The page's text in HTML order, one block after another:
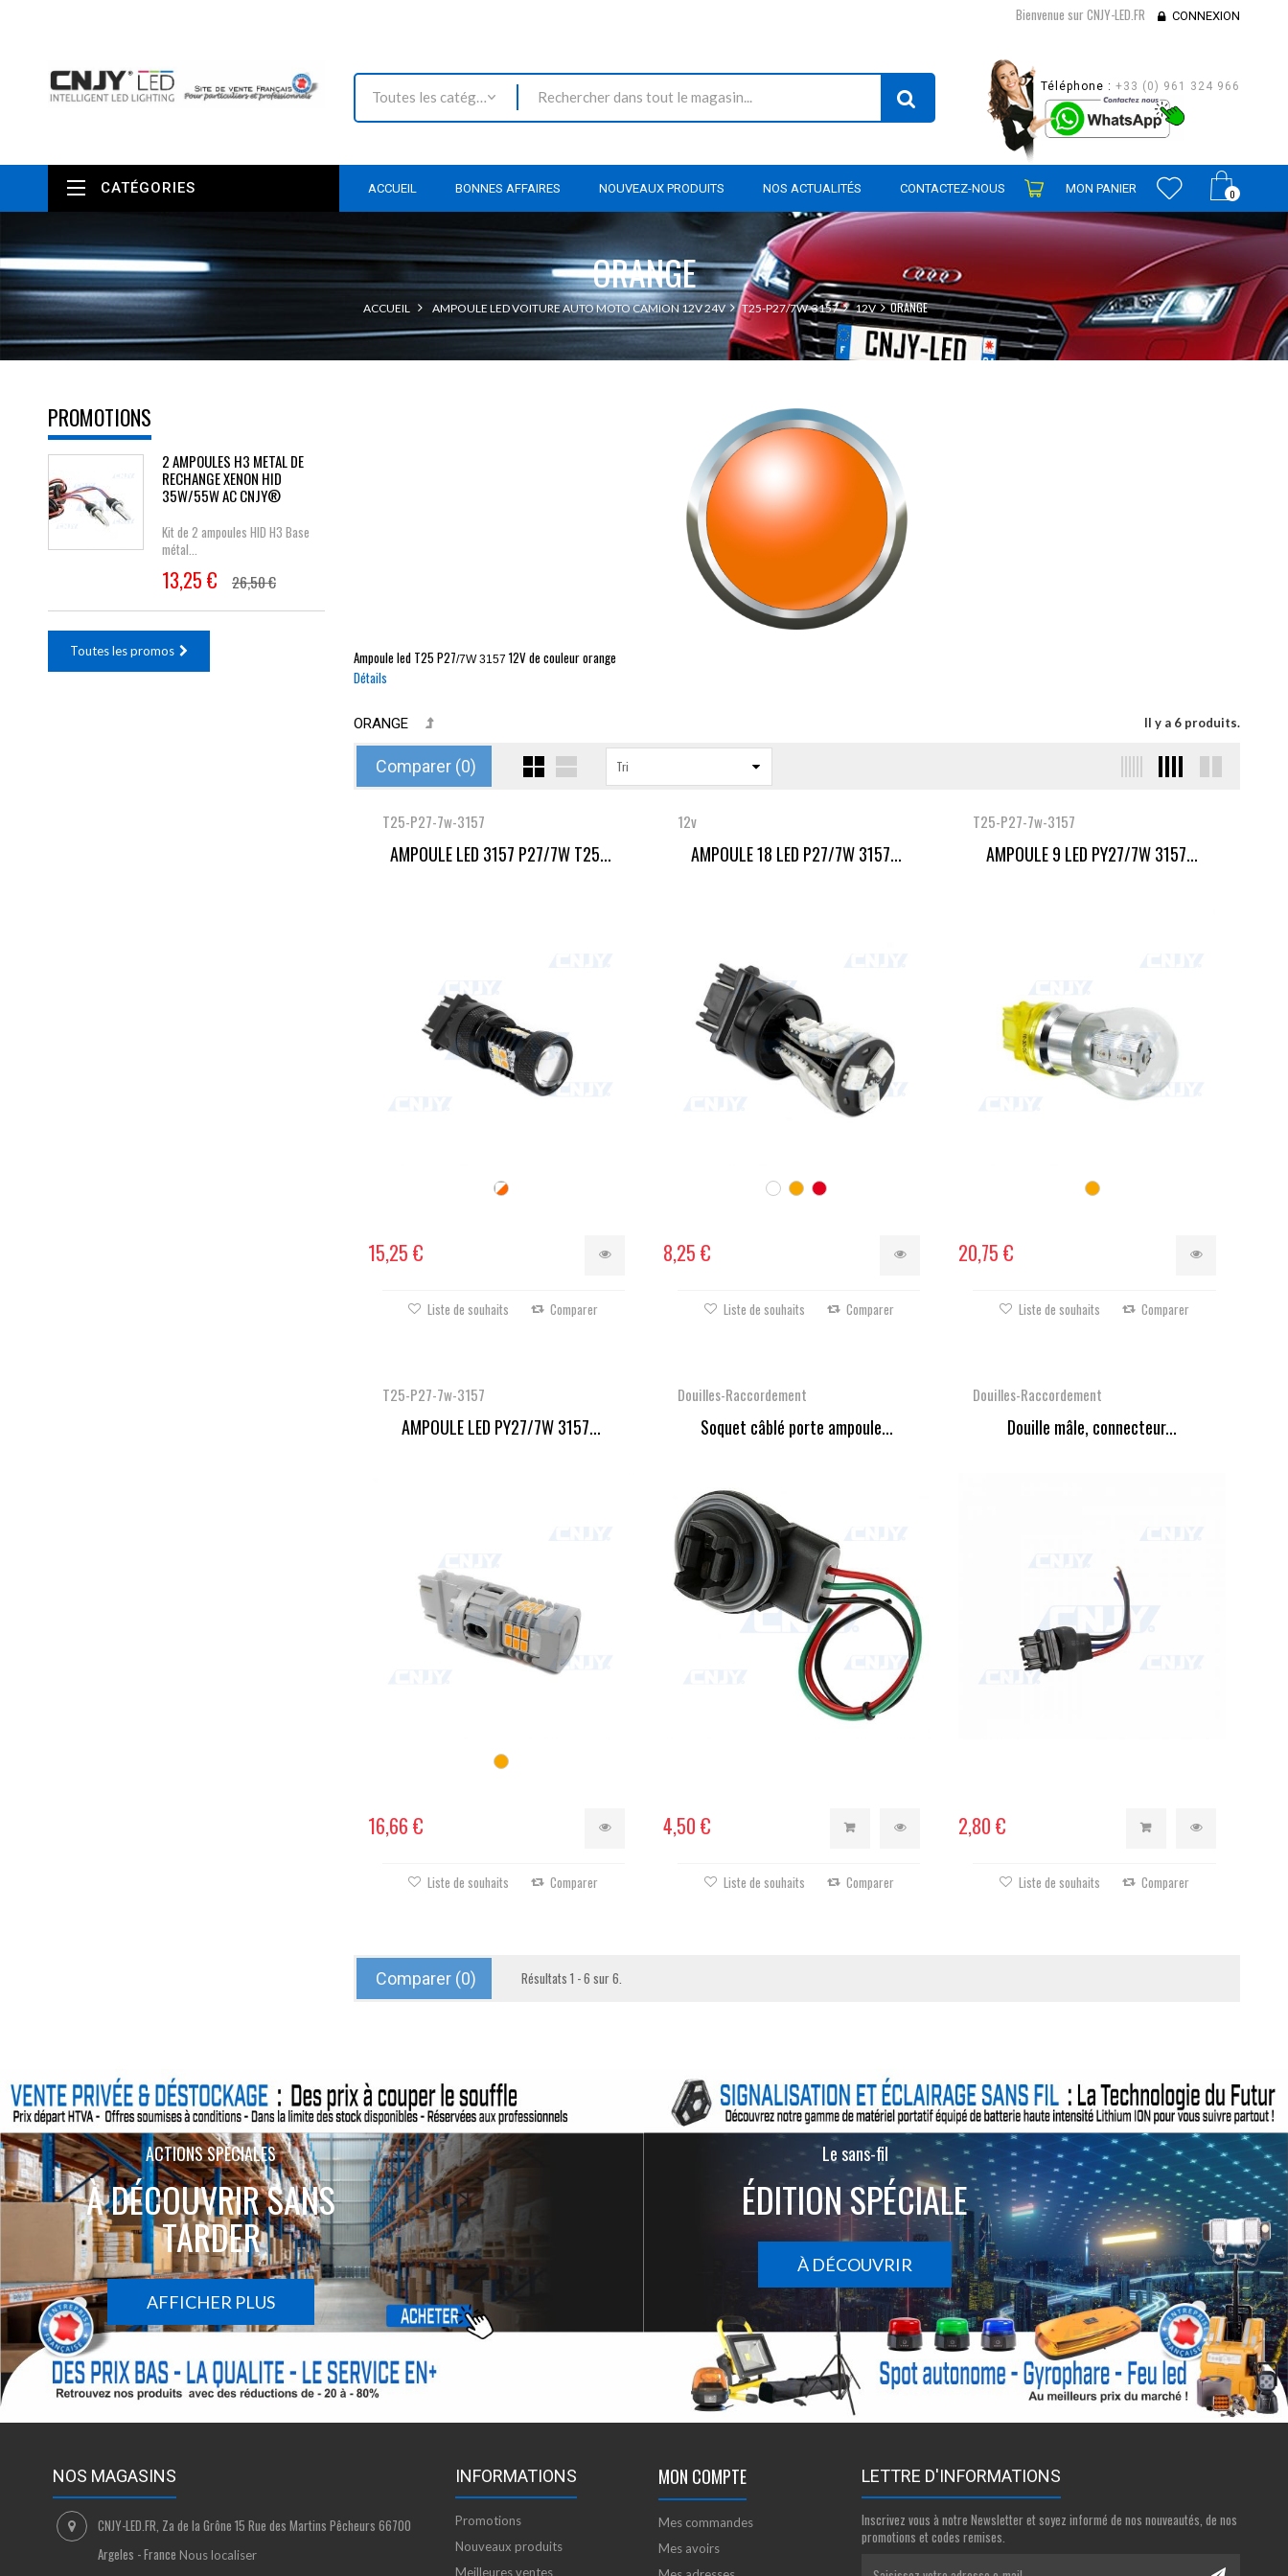
Bienvenue sur CNJY-LED.FR CONNEXION
Toutes les catégories
Téléphone : +33 (0) 961 324 966
0
ACCUEIL BONNES AFFAIRES NOUVEAUX PRODUITS NOS ACTUALITÉS CONTACTEZ-NOUS MON PANIER
CATÉGORIES
ORANGE
ACCUEIL AMPOULE LED VOITURE AUTO MOTO CAMION 12V 24V T25-P27/7W-3157 12V ORANGE
PROMOTIONS
2 AMPOULES H3 METAL DE
RECHANGE XENON HID
35W/55W AC CNJY®
Kit de 2 ampoules HID H3 Base
métal...
13,25 € 26,50 €
Toutes les promos Ampoule led T25 P27/7W 3157 12V de couleur orange
Détails
ORANGE Il y a 6 produits.
Comparer (0) Tri
T25-P27-7w-3157
AMPOULE LED 3157 P27/7W T25...
15,25 €
Liste de souhaits Comparer
12v
AMPOULE 18 LED P27/7W 3157...
8,25 €
Liste de souhaits Comparer
T25-P27-7w-3157
AMPOULE 9 LED PY27/7W 3157...
20,75 €
Liste de souhaits Comparer
T25-P27-7w-3157
AMPOULE LED PY27/7W 3157...
16,66 €
Liste de souhaits Comparer
Douilles-Raccordement
Soquet câblé porte ampoule...
4,50 €
Liste de souhaits Comparer
Douilles-Raccordement
Douille mâle, connecteur...
2,80 €
Liste de souhaits Comparer
Comparer (0) Résultats 1 - 6 sur 6.
ACTIONS SPÉCIALES
À DÉCOUVRIR SANS
TARDER
AFFICHER PLUS
Le sans-fil
ÉDITION SPÉCIALE
À DÉCOUVRIR
NOS MAGASINS
CNJY-LED.FR, Za de la Grône 15 Rue des Martins Pêcheurs 66700
Argeles - France Nous localiser
INFORMATIONS
Promotions
Nouveaux produits
Meilleures ventes
MON COMPTE
Mes commandes
Mes avoirs
LETTRE D'INFORMATIONS
Inscrivez vous à notre Newsletter et soyez informé de nos nouveautés, de nos
promotions et codes remises.